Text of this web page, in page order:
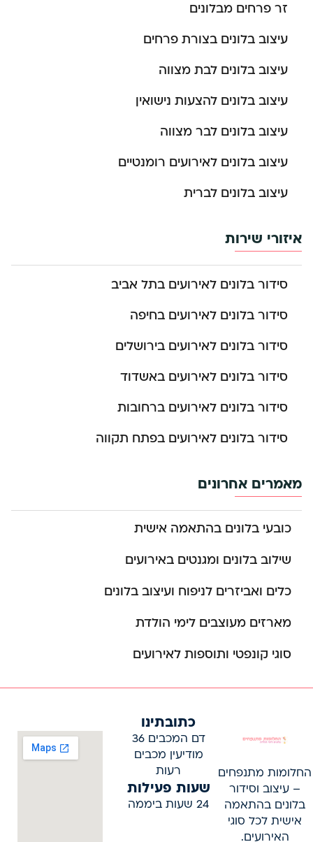
זר פרחים מבלונים
עיצוב בלונים בצורת פרחים
עיצוב בלונים לבת מצווה
עיצוב בלונים להצעות נישואין
עיצוב בלונים לבר מצווה
עיצוב בלונים לאירועים רומנטיים
עיצוב בלונים לברית
איזורי שירות
סידור בלונים לאירועים בתל אביב
סידור בלונים לאירועים בחיפה
סידור בלונים לאירועים בירושלים
סידור בלונים לאירועים באשדוד
סידור בלונים לאירועים ברחובות
סידור בלונים לאירועים בפתח תקווה
מאמרים אחרונים
כובעי בלונים בהתאמה אישית
שילוב בלונים ומגנטים באירועים
כלים ואביזרים לניפוח ועיצוב בלונים
מארזים מעוצבים לימי הולדת
סוגי קונפטי ותוספות לאירועים
החלומות מתנפחים
– עיצוב וסידור
בלונים בהתאמה
אישית לכל סוגי
האירועים.
כתובתינו
דם המכבים 36
מודיעין מכבים
רעות
שעות פעילות
24 שעות ביממה